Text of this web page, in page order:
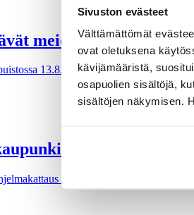
Sivuston evästeet
Välttämättömät
ovat oletuksena
kävijämääristä,
osapuolien sisältöjä,
sisältöjen näkymisen.
meidät maailmaan
13.8. toteutettavassa
kohtaavat
koostuu filosofiaa eri